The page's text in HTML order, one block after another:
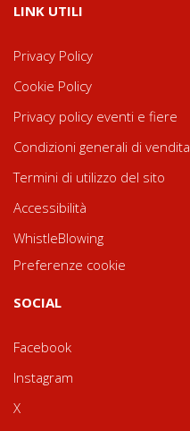
LINK UTILI
Privacy Policy
Cookie Policy
Privacy policy eventi e fiere
Condizioni generali di vendita
Termini di utilizzo del sito
Accessibilità
WhistleBlowing
Preferenze cookie
SOCIAL
Facebook
Instagram
X